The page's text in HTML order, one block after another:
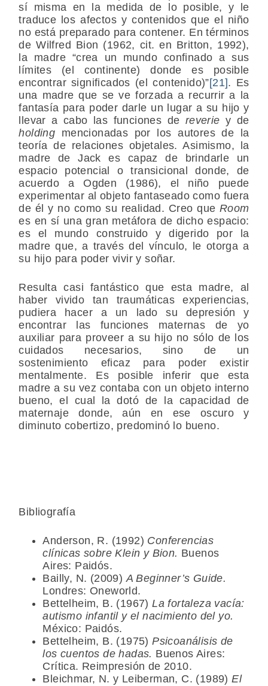
sí misma en la medida de lo posible, y le
traduce los afectos y contenidos que el niño
no está preparado para contener. En términos
de Wilfred Bion (1962, cit. en Britton, 1992),
la madre “crea un mundo confinado a sus
límites (el continente) donde es posible
encontrar significados (el contenido)”[21]. Es
una madre que se ve forzada a recurrir a la
fantasía para poder darle un lugar a su hijo y
llevar a cabo las funciones de reverie y de
holding mencionadas por los autores de la
teoría de relaciones objetales. Asimismo, la
madre de Jack es capaz de brindarle un
espacio potencial o transicional donde, de
acuerdo a Ogden (1986), el niño puede
experimentar al objeto fantaseado como fuera
de él y no como su realidad. Creo queRoom
es en sí una gran metáfora de dicho espacio:
es el mundo construido y digerido por la
madre que, a través del vínculo, le otorga a
su hijo para poder vivir y soñar.
Resulta casi fantástico que esta madre, al
haber vivido tan traumáticas experiencias,
pudiera hacer a un lado su depresión y
encontrar las funciones maternas de yo
auxiliar para proveer a su hijo no sólo de los
cuidados necesarios, sino de un
sostenimiento eficaz para poder existir
mentalmente. Es posible inferir que esta
madre a su vez contaba con un objeto interno
bueno, el cual la dotó de la capacidad de
maternaje donde, aún en ese oscuro y
diminuto cobertizo, predominó lo bueno.
Bibliografía
Anderson, R. (1992) Conferencias
clínicas sobre Klein y Bion. Buenos
Aires: Paidós.
Bailly, N. (2009) A Beginner’s Guide.
Londres: Oneworld.
Bettelheim, B. (1967)La fortaleza vacía:
autismo infantil y el nacimiento del yo.
México: Paidós.
Bettelheim, B. (1975)Psicoanálisis de
los cuentos de hadas. Buenos Aires:
Crítica. Reimpresión de 2010.
Bleichmar, N. y Leiberman, C. (1989)El